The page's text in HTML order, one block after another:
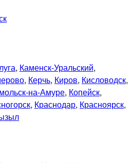
, Каменск-Уральский,
, Керчь, Киров, Кисловодск,
на-Амуре, Копейск,
, Краснодар, Красноярск,